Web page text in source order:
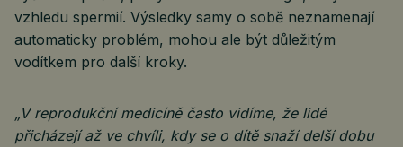
vzhledu spermií. Výsledky samy o sobě neznamenají
automaticky problém, mohou ale být důležitým
vodítkem pro další kroky.
„V reprodukční medicíně často vidíme, že lidé
přicházejí až ve chvíli, kdy se o dítě snaží delší dobu